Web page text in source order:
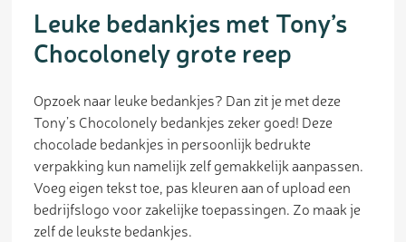
Leuke bedankjes met Tony’s
Chocolonely grote reep
Opzoek naar leuke bedankjes? Dan zit je met deze
Tony’s Chocolonely bedankjes zeker goed! Deze
chocolade bedankjes in persoonlijk bedrukte
verpakking kun namelijk zelf gemakkelijk aanpassen.
Voeg eigen tekst toe, pas kleuren aan of upload een
bedrijfslogo voor zakelijke toepassingen. Zo maak je
zelf de leukste bedankjes.